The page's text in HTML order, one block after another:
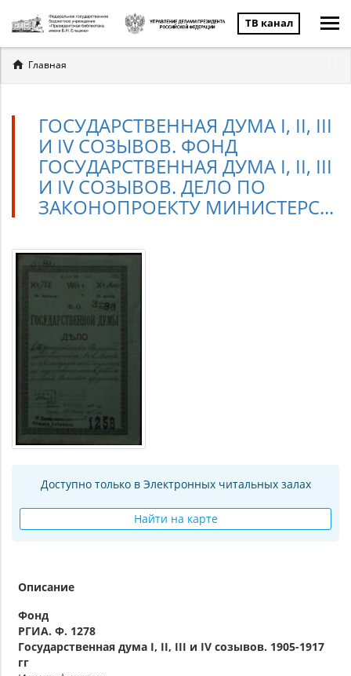
ТВ канал
Вы
здесь
Главная
ГОСУДАРСТВЕННАЯ ДУМА I, II, III
И IV СОЗЫВОВ. ФОНД
ГОСУДАРСТВЕННАЯ ДУМА I, II, III
И IV СОЗЫВОВ. ДЕЛО ПО
ЗАКОНОПРОЕКТУ МИНИСТЕРС...
Доступно только в Электронных читальных залах
Найти на карте
Описание
Фонд
РГИА. Ф. 1278
Государственная дума I, II, III и IV созывов. 1905-1917
гг